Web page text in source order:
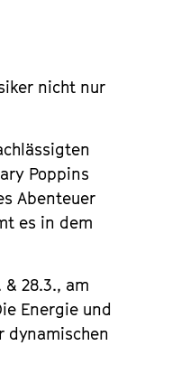
nicht nur
Poppins
Abenteuer
es in dem
& 28.3., am
Energie und
dynamischen